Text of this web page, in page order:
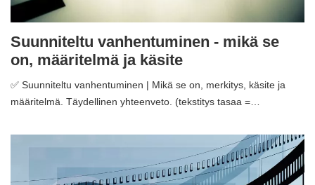
Suunniteltu vanhentuminen - mikä se
on, määritelmä ja käsite
✅ Suunniteltu vanhentuminen | Mikä se on, merkitys, käsite ja
määritelmä. Täydellinen yhteenveto. (tekstitys tasaa =…